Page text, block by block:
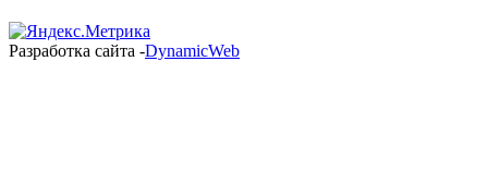
Разработка сайта -DynamicWeb